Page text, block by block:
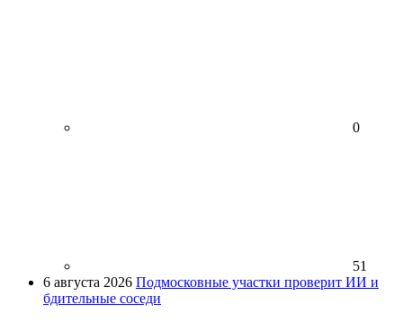
0
51
6 августа 2026 Подмосковные участки проверит ИИ и
бдительные соседи